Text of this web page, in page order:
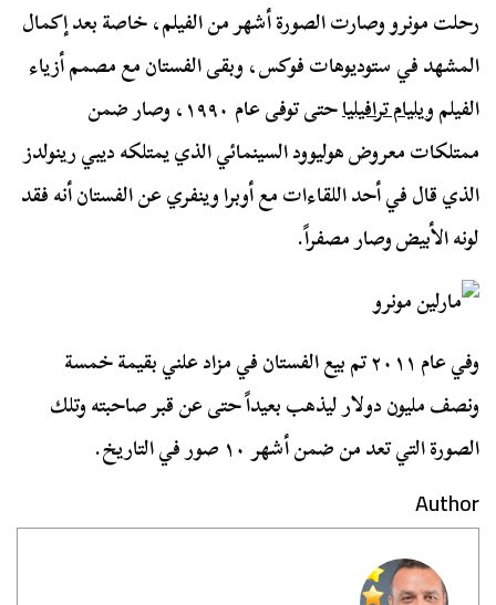
رحلت مونرو وصارت الصورة أشهر من الفيلم، خاصة بعد إكمال
المشهد في ستوديوهات فوكس، وبقى الفستان مع مصمم أزياء
الفيلمويليام ترافيليا
حتى توفى عام ١٩٩٠، وصار ضمن
ممتلكات معروض هوليوود السينمائي الذي يمتلكه ديبي رينولدز
الذي قال في أحد اللقاءات مع أوبرا وينفري عن الفستان أنه فقد
لونه الأبيض وصار مصفراً.
وفي عام ٢٠١١ تم بيع الفستان في مزاد علني بقيمة خمسة
ونصف مليون دولار ليذهب بعيداً حتى عن قبر صاحبته وتلك
الصورة التي تعد من ضمن أشهر ١٠ صور في التاريخ.
Author